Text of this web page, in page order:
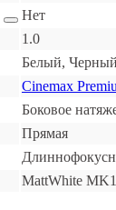
Нет
1.0
Белый, Черный
Cinemax
Боковое
Прямая
MattWhite